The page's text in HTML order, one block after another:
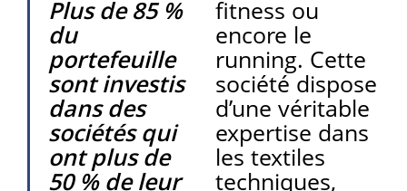
Plus de 85 %
du
portefeuille
sont investis
dans des
sociétés qui
ont plus de
50 % de leur
fitness ou
encore le
running. Cette
société dispose
d’une véritable
expertise dans
les textiles
techniques,